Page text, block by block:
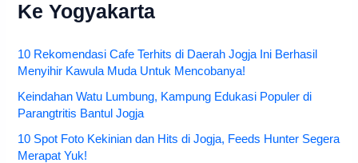
Ke Yogyakarta
10 Rekomendasi Cafe Terhits di Daerah Jogja Ini Berhasil
Menyihir Kawula Muda Untuk Mencobanya!
Keindahan Watu Lumbung, Kampung Edukasi Populer di
Parangtritis Bantul Jogja
10 Spot Foto Kekinian dan Hits di Jogja, Feeds Hunter Segera
Merapat Yuk!